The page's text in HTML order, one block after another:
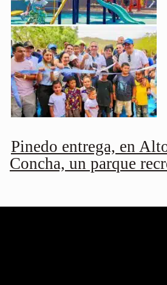
Pinedo entrega, en
Concha, un parque